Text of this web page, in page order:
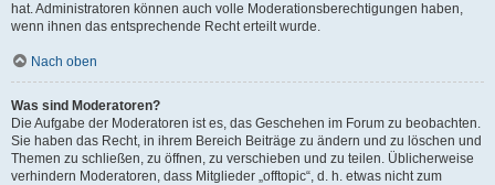
hat. Administratoren können auch volle Moderationsberechtigungen haben,
wenn ihnen das entsprechende Recht erteilt wurde.
Nach oben
Was sind Moderatoren?
Die Aufgabe der Moderatoren ist es, das Geschehen im Forum zu beobachten.
Sie haben das Recht, in ihrem Bereich Beiträge zu ändern und zu löschen und
Themen zu schließen, zu öffnen, zu verschieben und zu teilen. Üblicherweise
verhindern Moderatoren, dass Mitglieder „offtopic“, d. h. etwas nicht zum